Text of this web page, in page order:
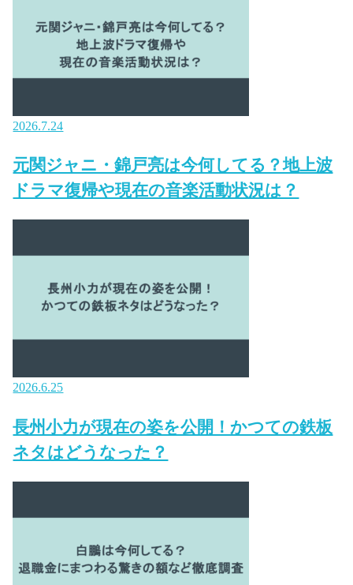
2026.7.24
元関ジャニ・錦戸亮は今何してる？地上波
ドラマ復帰や現在の音楽活動状況は？
2026.6.25
長州小力が現在の姿を公開！かつての鉄板
ネタはどうなった？